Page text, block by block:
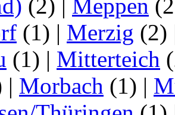
(2) | Meppen
(1) | Merzig (2)
(1) | Mitterteich
| Morbach (1) |